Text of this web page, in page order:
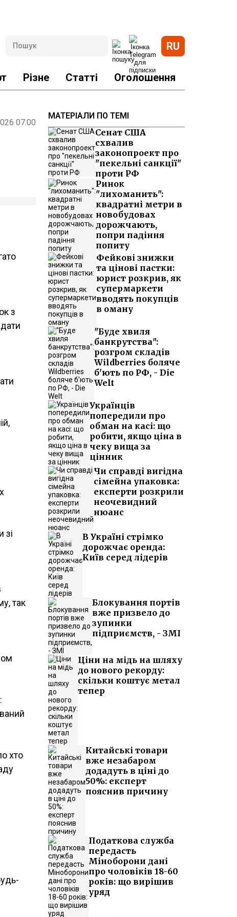
RU
Різне Статті Оголошення
07:00
з
зі
так
хто
МАТЕРІАЛИ ПО ТЕМІ
Сенат США
схвалив
законопроект про
"пекельні санкції"
проти РФ
Ринок
"лихоманить":
квадратні метри в
новобудовах
дорожчають,
попри падіння
попиту
Фейкові знижки
та цінові пастки:
юрист розкрив, як
супермаркети
вводять покупців
в оману
"Буде хвиля
банкрутства":
розгром складів
Wildberries боляче
б'ють по РФ, - Die
Welt
Українців
попередили про
обман на касі: що
робити, якщо ціна в
чеку вища за
цінник
Чи справді вигідна
сімейна упаковка:
експерти розкрили
неочевидний
нюанс
В Україні стрімко
дорожчає оренда:
Київ серед лідерів
Блокування портів
вже призвело до
зупинки
підприємств, - ЗМІ
Ціни на мідь на шляху
до нового рекорду:
скільки коштує метал
тепер
Китайські товари
вже незабаром
додадуть в ціні до
50%: експерт
пояснив причину
Податкова служба
передасть
Міноборони дані
про чоловіків 18-60
років: що вирішив
уряд